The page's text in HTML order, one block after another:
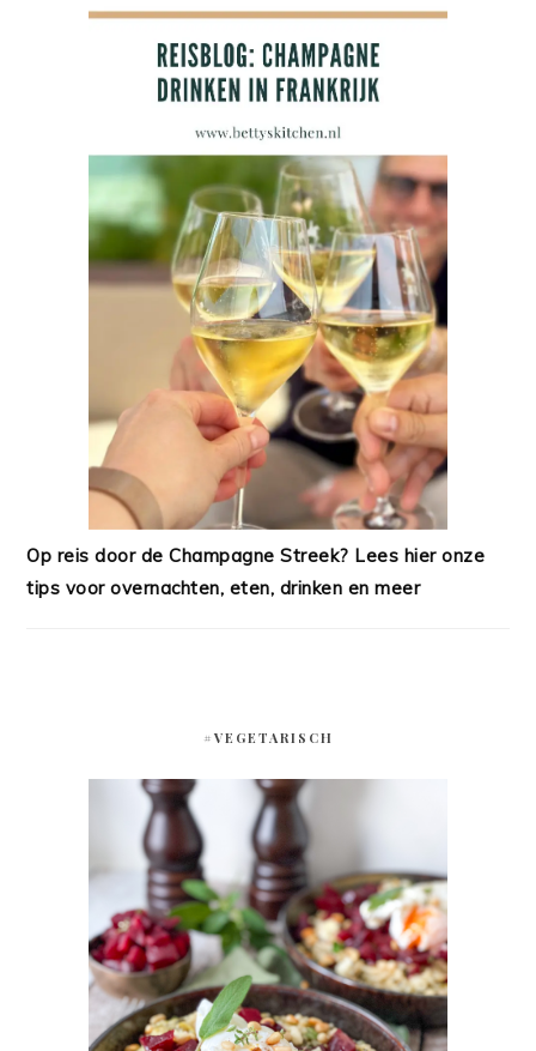
Op reis door de Champagne Streek? Lees hier onze
tips voor overnachten, eten, drinken en meer
#VEGETARISCH